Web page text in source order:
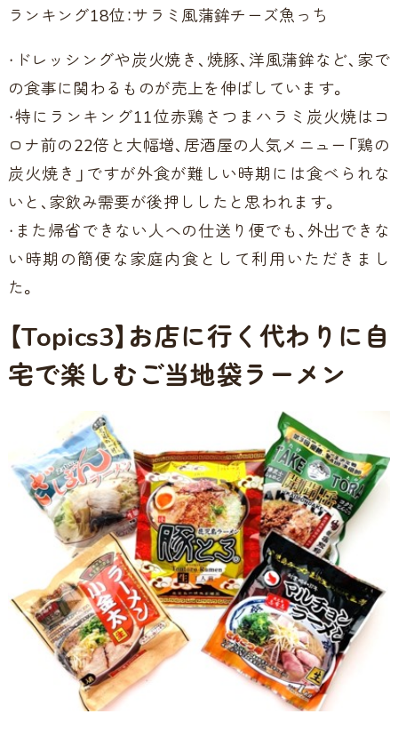
ランキング18位：サラミ風蒲鉾チーズ魚っち
・ドレッシングや炭火焼き、焼豚、洋風蒲鉾など、家で
の食事に関わるものが売上を伸ばしています。
・特にランキング11位赤鶏さつまハラミ炭火焼はコ
ロナ前の22倍と大幅増、居酒屋の人気メニュー「鶏の
炭火焼き」ですが外食が難しい時期には食べられな
いと、家飲み需要が後押ししたと思われます。
・また帰省できない人への仕送り便でも、外出できな
い時期の簡便な家庭内食として利用いただきまし
た。
【Topics3】お店に行く代わりに自
宅で楽しむご当地袋ラーメン